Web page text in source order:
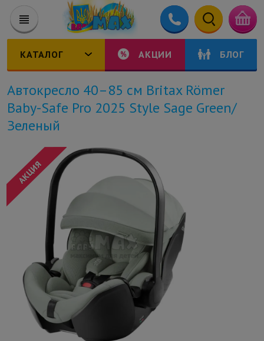
КАТАЛОГ АКЦИИ БЛОГ
Автокресло 40–85 см Britax Römer
Baby-Safe Pro 2025 Style Sage Green/
Зеленый